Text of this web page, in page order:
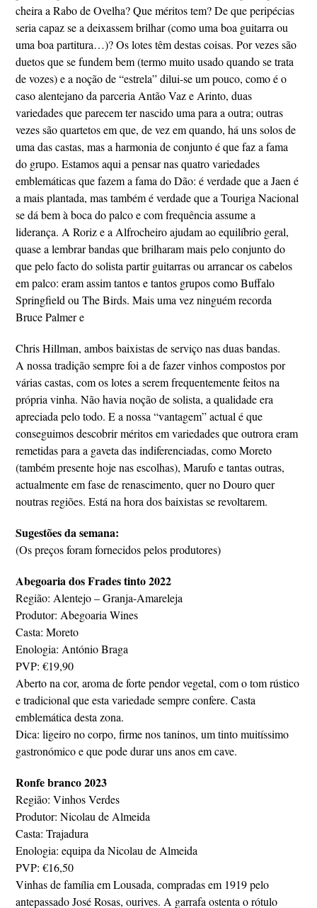
cheira a Rabo de Ovelha? Que méritos tem? De que peripécias
seria capaz se a deixassem brilhar (como uma boa guitarra ou
uma boa partitura…)? Os lotes têm destas coisas. Por vezes são
duetos que se fundem bem (termo muito usado quando se trata
de vozes) e a noção de “estrela” dilui-se um pouco, como é o
caso alentejano da parceria Antão Vaz e Arinto, duas
variedades que parecem ter nascido uma para a outra; outras
vezes são quartetos em que, de vez em quando, há uns solos de
uma das castas, mas a harmonia de conjunto é que faz a fama
do grupo. Estamos aqui a pensar nas quatro variedades
emblemáticas que fazem a fama do Dão: é verdade que a Jaen é
a mais plantada, mas também é verdade que a Touriga Nacional
se dá bem à boca do palco e com frequência assume a
liderança. A Roriz e a Alfrocheiro ajudam ao equilíbrio geral,
quase a lembrar bandas que brilharam mais pelo conjunto do
que pelo facto do solista partir guitarras ou arrancar os cabelos
em palco: eram assim tantos e tantos grupos como Buffalo
Springfield ou The Birds. Mais uma vez ninguém recorda
Bruce Palmer e
Chris Hillman, ambos baixistas de serviço nas duas bandas.
A nossa tradição sempre foi a de fazer vinhos compostos por
várias castas, com os lotes a serem frequentemente feitos na
própria vinha. Não havia noção de solista, a qualidade era
apreciada pelo todo. E a nossa “vantagem” actual é que
conseguimos descobrir méritos em variedades que outrora eram
remetidas para a gaveta das indiferenciadas, como Moreto
(também presente hoje nas escolhas), Marufo e tantas outras,
actualmente em fase de renascimento, quer no Douro quer
noutras regiões. Está na hora dos baixistas se revoltarem.
Sugestões da semana:
(Os preços foram fornecidos pelos produtores)
Abegoaria dos Frades tinto 2022
Região: Alentejo – Granja-Amareleja
Produtor: Abegoaria Wines
Casta: Moreto
Enologia: António Braga
PVP: €19,90
Aberto na cor, aroma de forte pendor vegetal, com o tom rústico
e tradicional que esta variedade sempre confere. Casta
emblemática desta zona.
Dica: ligeiro no corpo, firme nos taninos, um tinto muitíssimo
gastronómico e que pode durar uns anos em cave.
Ronfe branco 2023
Região: Vinhos Verdes
Produtor: Nicolau de Almeida
Casta: Trajadura
Enologia: equipa da Nicolau de Almeida
PVP: €16,50
Vinhas de família em Lousada, compradas em 1919 pelo
antepassado José Rosas, ourives. A garrafa ostenta o rótulo